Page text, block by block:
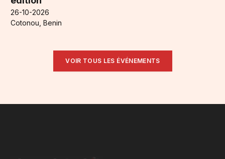
26-10-2026
Cotonou, Benin
VOIR TOUS LES ÉVÉNEMENTS